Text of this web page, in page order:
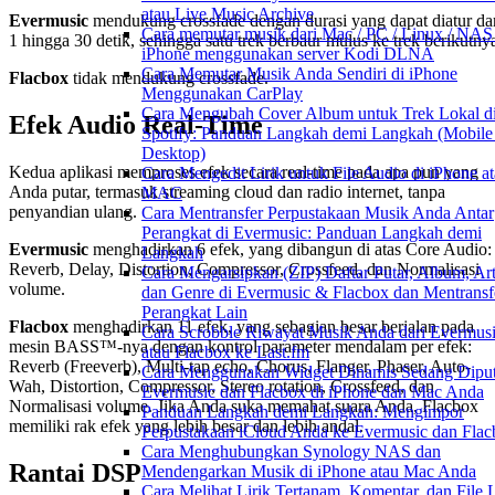
atau Live Music Archive
Cara memutar musik dari Mac / PC / Linux /
iPhone menggunakan server Kodi DLNA
Cara Memutar Musik Anda Sendiri di iPhone
Menggunakan CarPlay
Cara Mengubah Cover Album untuk Trek Lokal
Spotify: Panduan Langkah demi Langkah
Desktop)
Cara Mengedit Lirik untuk File Audio di iPhone
MAC
Cara Mentransfer Perpustakaan Musik Anda Antar
Perangkat di Evermusic: Panduan Langkah demi
Langkah
Cara Mengarsipkan (ZIP) Daftar Putar, Album,
dan Genre di Evermusic & Flacbox dan
Perangkat Lain
Cara Scrobble Riwayat Musik Anda dari
atau Flacbox ke Last.fm
Cara Menggunakan Widget Dinamis Sedang
Evermusic dan Flacbox di iPhone dan Mac Anda
Panduan Langkah demi Langkah: Mengimpor
Perpustakaan iCloud Anda ke Evermusic dan
Cara Menghubungkan Synology NAS dan
Mendengarkan Musik di iPhone atau Mac Anda
Cara Melihat Lirik Tertanam, Komentar, dan File
Evermusic mendukung crossfade dengan durasi yang dapat diatur
1 hingga 30 detik, sehingga satu trek berbaur mulus ke trek
Flacbox tidak mendukung crossfade.
Efek Audio Real-Time
Kedua aplikasi memproses efek secara real-time pada apa pun yang
Anda putar, termasuk streaming cloud dan radio internet, tanpa
penyandian ulang.
Evermusic menghadirkan 6 efek, yang dibangun di atas Core Audio:
Reverb, Delay, Distortion, Compressor, Crossfeed, dan Normalisasi
volume.
Flacbox menghadirkan 11 efek, yang sebagian besar berjalan pada
mesin BASS™-nya dengan kontrol parameter mendalam per efek:
Reverb (Freeverb), Multi-tap echo, Chorus, Flanger, Phaser, Auto-
Wah, Distortion, Compressor, Stereo rotation, Crossfeed, dan
Normalisasi volume. Jika Anda suka memahat suara Anda, Flacbox
memiliki rak efek yang lebih besar dan lebih andal.
Rantai DSP